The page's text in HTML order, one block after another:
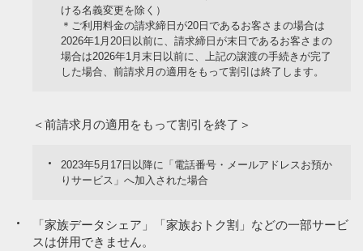
ける名義変更を除く）
＊ご利用料金の請求締日が20日であるお客さまの場合は
2026年1月20日以前に、請求締日が末日であるお客さまの
場合は2026年1月末日以前に、上記の譲渡の手続きが完了
した場合、前請求月の適用をもって割引は終了します。
＜前請求月の適用をもって割引を終了＞
2023年5月17日以降に「電話番号・メールアドレスお預か
りサービス」へ加入された場合
「家族データシェア」「家族おトク割」などの一部サービ
スは併用できません。